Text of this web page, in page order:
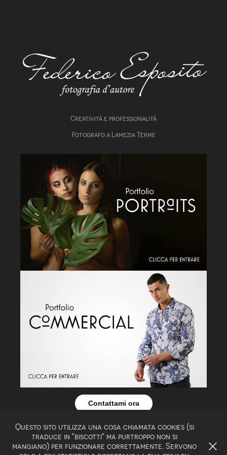
Creatività e professionalità
Fotografo a Lamezia Terme
Contattami ora
© 2022 BY FEDERICO ESPOSITO - FOTOGRAFIA
D'AUTORE - P.IVA 03851890792
Questo sito utilizza una cosa chiamata cookies (si
traduce in "biscotti" ma purtroppo non si
mangiano) per funzionare correttamente. Servono